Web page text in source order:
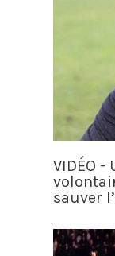
VIDÉO
sauver